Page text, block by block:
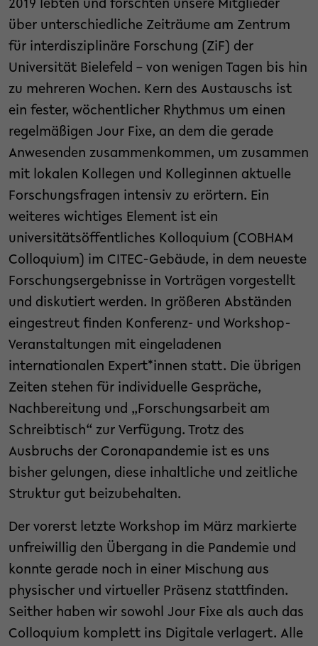
2019 lebten und forschten unsere Mitglieder
über unterschiedliche Zeiträume am Zentrum
für interdisziplinäre Forschung (ZiF) der
Universität Bielefeld – von wenigen Tagen bis hin
zu mehreren Wochen. Kern des Austauschs ist
ein fester, wöchentlicher Rhythmus um einen
regelmäßigen Jour Fixe, an dem die gerade
Anwesenden zusammenkommen, um zusammen
mit lokalen Kollegen und Kolleginnen aktuelle
Forschungsfragen intensiv zu erörtern. Ein
weiteres wichtiges Element ist ein
universitätsöffentliches Kolloquium (COBHAM
Colloquium) im CITEC-Gebäude, in dem neueste
Forschungsergebnisse in Vorträgen vorgestellt
und diskutiert werden. In größeren Abständen
eingestreut finden Konferenz- und Workshop-
Veranstaltungen mit eingeladenen
internationalen Expert*innen statt. Die übrigen
Zeiten stehen für individuelle Gespräche,
Nachbereitung und „Forschungsarbeit am
Schreibtisch“ zur Verfügung. Trotz des
Ausbruchs der Coronapandemie ist es uns
bisher gelungen, diese inhaltliche und zeitliche
Struktur gut beizubehalten.
Der vorerst letzte Workshop im März markierte
unfreiwillig den Übergang in die Pandemie und
konnte gerade noch in einer Mischung aus
physischer und virtueller Präsenz stattfinden.
Seither haben wir sowohl Jour Fixe als auch das
Colloquium komplett ins Digitale verlagert. Alle